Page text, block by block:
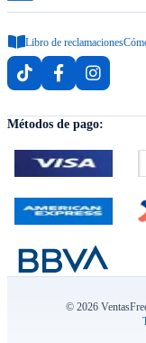
Libro de reclamaciones
Métodos de pago:
© 2026